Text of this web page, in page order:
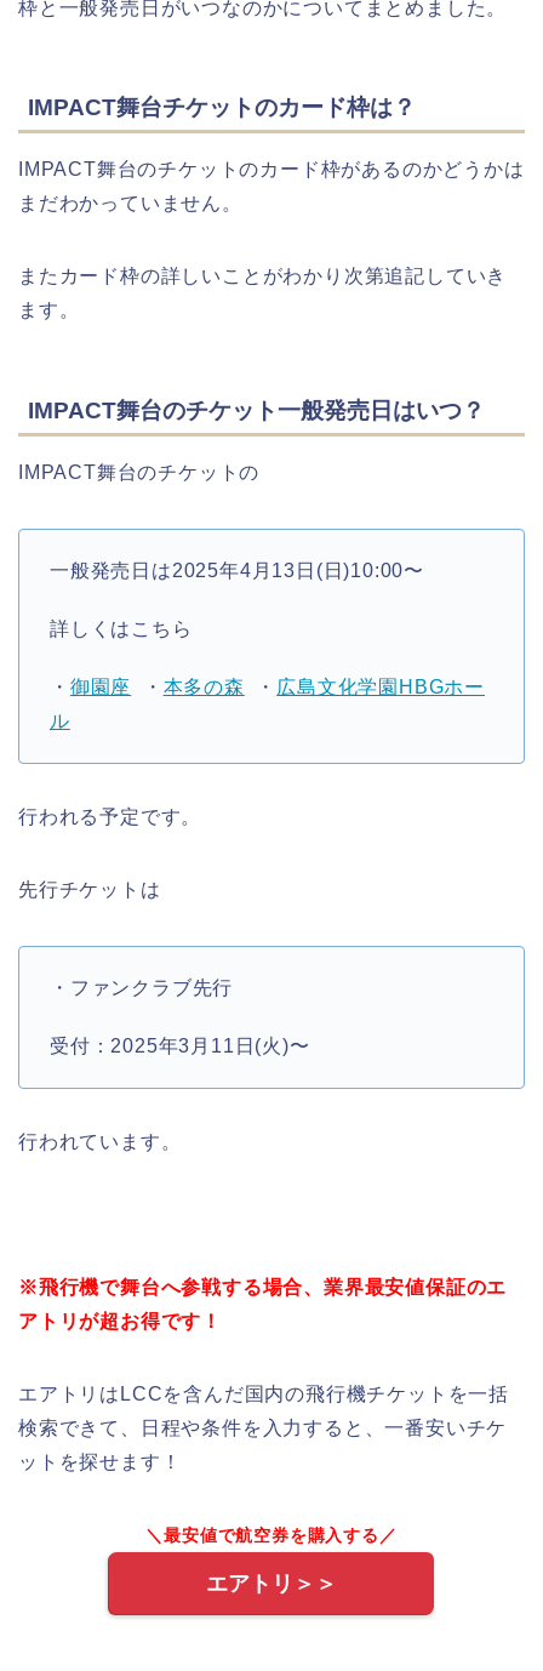
枠と一般発売日がいつなのかについてまとめました。
IMPACT舞台チケットのカード枠は？
IMPACT舞台のチケットのカード枠があるのかどうかは
まだわかっていません。
またカード枠の詳しいことがわかり次第追記していき
ます。
IMPACT舞台のチケット一般発売日はいつ？
IMPACT舞台のチケットの
一般発売日は2025年4月13日(日)10:00〜
詳しくはこちら
・ 御園座 ・ 本多の森 ・ 広島文化学園HBGホー
ル
行われる予定です。
先行チケットは
・ファンクラブ先行
受付：2025年3月11日(火)〜
行われています。
※飛行機で舞台へ参戦する場合、業界最安値保証のエ
アトリが超お得です！
エアトリはLCCを含んだ国内の飛行機チケットを一括
検索できて、日程や条件を入力すると、一番安いチケ
ットを探せます！
＼最安値で航空券を購入する／
エアトリ＞＞